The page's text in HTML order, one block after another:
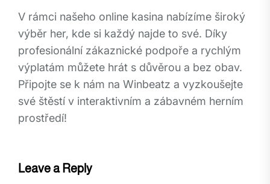
V rámci našeho online kasina nabízíme široký
výběr her, kde si každý najde to své. Díky
profesionální zákaznické podpoře a rychlým
výplatám můžete hrát s důvěrou a bez obav.
Připojte se k nám na Winbeatz a vyzkoušejte
své štěstí v interaktivním a zábavném herním
prostředí!
Leave a Reply